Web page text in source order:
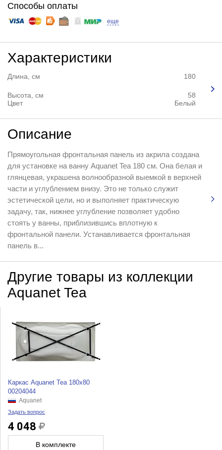
Способы оплаты
еще
Характеристики
Длина, см 180
Высота, см
58
Цвет
Белый
Описание
Прямоугольная фронтальная панель из акрила создана
для установке на ванну Aquanet Tea 180 см. Она белая и
глянцевая, украшена волнообразной выемкой в верхней
части и углублением внизу. Это не только служит
эстетической цели, но и выполняет практическую
задачу, так, нижнее углубление позволяет удобно
стоять у ванны, приблизившись вплотную к
фронтальной панели. Устанавливается фронтальная
панель в...
Другие товары из коллекции
Aquanet Tea
Каркас Aquanet Tea 180x80
00204044
Aquanet
Задать вопрос
4 048
В комплекте